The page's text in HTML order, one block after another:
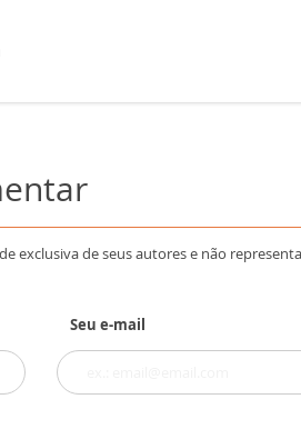
exclusiva de seus autores e não
Seu e-mail